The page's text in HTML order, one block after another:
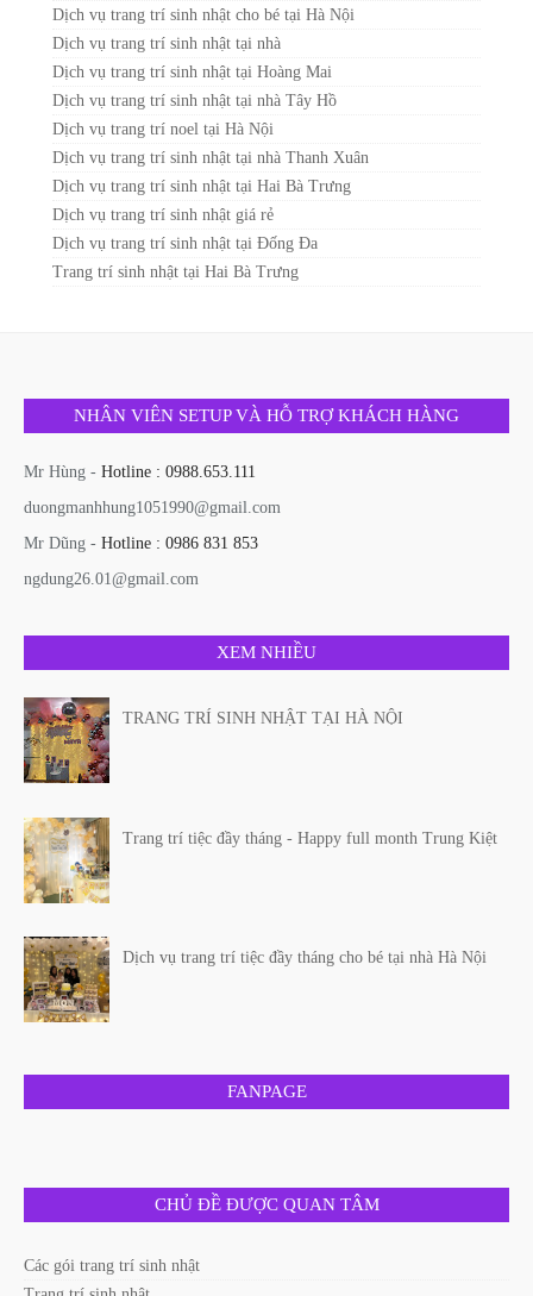
Dịch vụ trang trí sinh nhật cho bé tại Hà Nội
Dịch vụ trang trí sinh nhật tại nhà
Dịch vụ trang trí sinh nhật tại Hoàng Mai
Dịch vụ trang trí sinh nhật tại nhà Tây Hồ
Dịch vụ trang trí noel tại Hà Nội
Dịch vụ trang trí sinh nhật tại nhà Thanh Xuân
Dịch vụ trang trí sinh nhật tại Hai Bà Trưng
Dịch vụ trang trí sinh nhật giá rẻ
Dịch vụ trang trí sinh nhật tại Đống Đa
Trang trí sinh nhật tại Hai Bà Trưng
NHÂN VIÊN SETUP VÀ HỖ TRỢ KHÁCH HÀNG
Mr Hùng - Hotline : 0988.653.111
duongmanhhung1051990@gmail.com
Mr Dũng - Hotline : 0986 831 853
ngdung26.01@gmail.com
XEM NHIỀU
TRANG TRÍ SINH NHẬT TẠI HÀ NỘI
Trang trí tiệc đầy tháng - Happy full month Trung Kiệt
Dịch vụ trang trí tiệc đầy tháng cho bé tại nhà Hà Nội
FANPAGE
CHỦ ĐỀ ĐƯỢC QUAN TÂM
Các gói trang trí sinh nhật